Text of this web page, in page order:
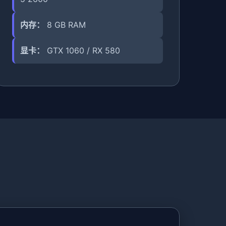
内存： 8 GB RAM
显卡： GTX 1060 / RX 580